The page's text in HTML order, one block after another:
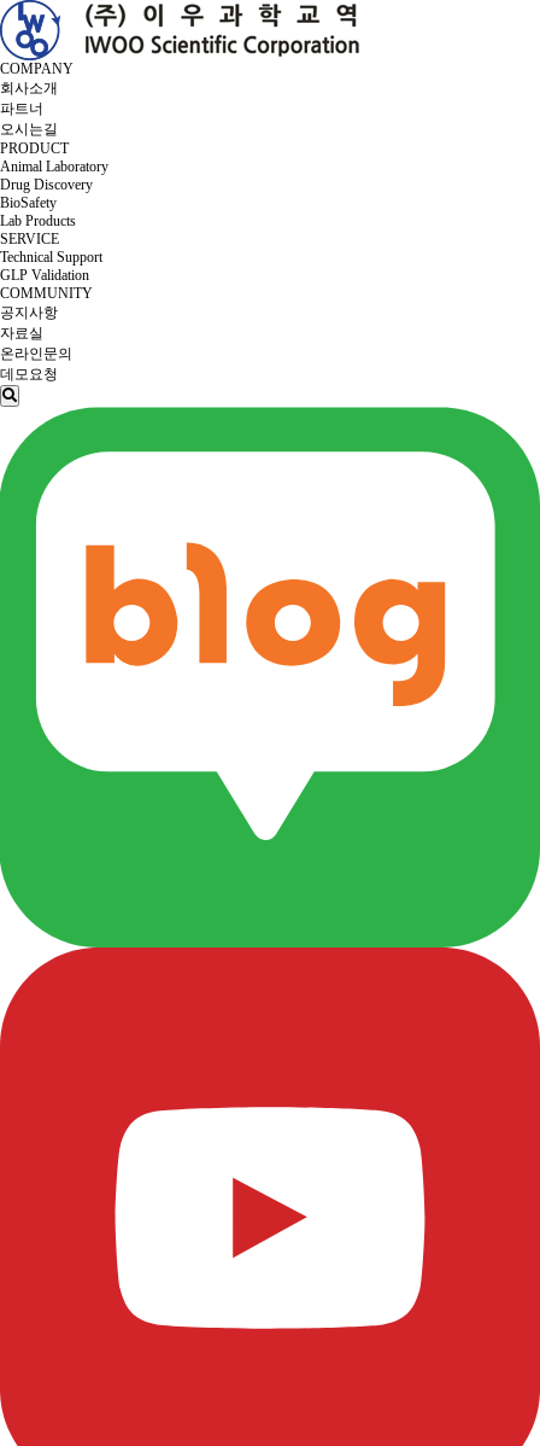
COMPANY
회사소개
파트너
오시는길
PRODUCT
Animal Laboratory
Drug Discovery
BioSafety
Lab Products
SERVICE
Technical Support
GLP Validation
COMMUNITY
공지사항
자료실
온라인문의
데모요청